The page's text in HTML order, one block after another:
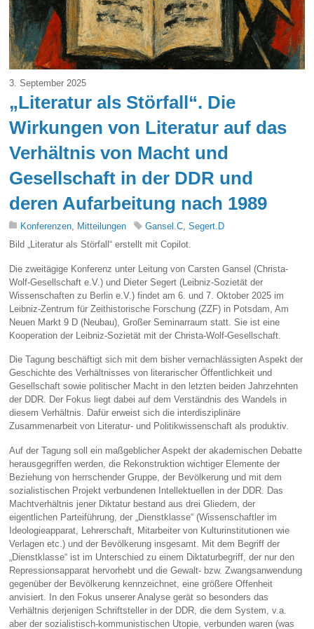
3. September 2025
„Literatur als Störfall“. Die
Wirkungen von Literatur auf das
Verhältnis von Macht und
Gesellschaft in der DDR und
deren Aufarbeitung nach 1989
Konferenzen Mitteilungen Gansel.C ,Segert.D
Bild „Literatur als Störfall“ erstellt mit Copilot.
Die zweitägige Konferenz unter Leitung von Carsten Gansel (Christa-
Wolf-Gesellschaft e.V.) und Dieter Segert (Leibniz-Sozietät der
Wissenschaften zu Berlin e.V.) findet am 6. und 7. Oktober 2025 im
Leibniz-Zentrum für Zeithistorische Forschung (ZZF) in Potsdam, Am
Neuen Markt 9 D (Neubau), Großer Seminarraum statt. Sie ist eine
Kooperation der Leibniz-Sozietät mit der Christa-Wolf-Gesellschaft.
Die Tagung beschäftigt sich mit dem bisher vernachlässigten Aspekt der
Geschichte des Verhältnisses von literarischer Öffentlichkeit und
Gesellschaft sowie politischer Macht in den letzten beiden Jahrzehnten
der DDR. Der Fokus liegt dabei auf dem Verständnis des Wandels in
diesem Verhältnis. Dafür erweist sich die interdisziplinäre
Zusammenarbeit von Literatur- und Politikwissenschaft als produktiv.
Auf der Tagung soll ein maßgeblicher Aspekt der akademischen Debatte
herausgegriffen werden, die Rekonstruktion wichtiger Elemente der
Beziehung von herrschender Gruppe, der Bevölkerung und mit dem
sozialistischen Projekt verbundenen Intellektuellen in der DDR. Das
Machtverhältnis jener Diktatur bestand aus drei Gliedern, der
eigentlichen Parteiführung, der „Dienstklasse“ (Wissenschaftler im
Ideologieapparat, Lehrerschaft, Mitarbeiter von Kulturinstitutionen wie
Verlagen etc.) und der Bevölkerung insgesamt. Mit dem Begriff der
„Dienstklasse“ ist im Unterschied zu einem Diktaturbegriff, der nur den
Repressionsapparat hervorhebt und die Gewalt- bzw. Zwangsanwendung
gegenüber der Bevölkerung kennzeichnet, eine größere Offenheit
anvisiert. In den Fokus unserer Analyse gerät so besonders das
Verhältnis derjenigen Schriftsteller in der DDR, die dem System, v.a.
aber der sozialistisch-kommunistischen Utopie, verbunden waren (was